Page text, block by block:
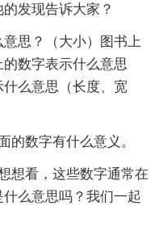
发现告诉大家？
思？（大小）图书上
数字表示什么意思
什么意思（长度、宽
的数字有什么意义。
想看，这些数字通常在
么意思吗？我们一起